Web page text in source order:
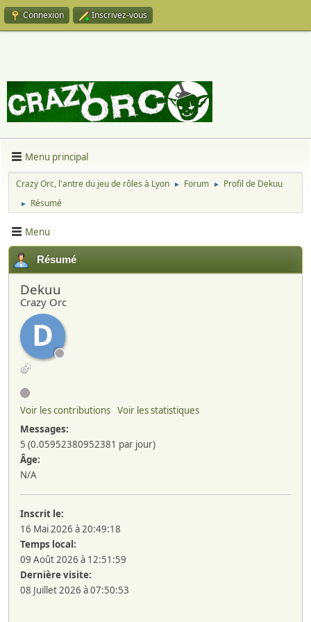
Connexion Inscrivez-vous
Menu principal
Crazy Orc, l'antre du jeu de rôles à Lyon ► Forum ► Profil de Dekuu
► Résumé
Menu
Résumé
Dekuu
Crazy Orc
D
Voir les contributions Voir les statistiques
Messages:
5 (0.05952380952381 par jour)
Âge:
N/A
Inscrit le:
16 Mai 2026 à 20:49:18
Temps local:
09 Août 2026 à 12:51:59
Dernière visite:
08 Juillet 2026 à 07:50:53